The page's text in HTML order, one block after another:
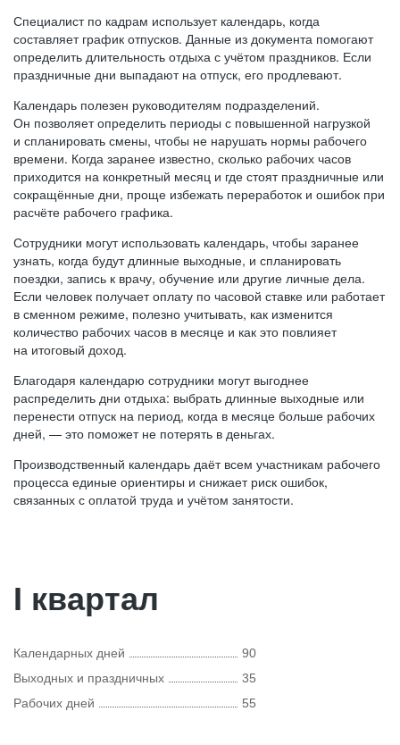
Специалист по кадрам использует календарь, когда
составляет график отпусков. Данные из документа помогают
определить длительность отдыха с учётом праздников. Если
праздничные дни выпадают на отпуск, его продлевают.
Календарь полезен руководителям подразделений.
Он позволяет определить периоды с повышенной нагрузкой
и спланировать смены, чтобы не нарушать нормы рабочего
времени. Когда заранее известно, сколько рабочих часов
приходится на конкретный месяц и где стоят праздничные или
сокращённые дни, проще избежать переработок и ошибок при
расчёте рабочего графика.
Сотрудники могут использовать календарь, чтобы заранее
узнать, когда будут длинные выходные, и спланировать
поездки, запись к врачу, обучение или другие личные дела.
Если человек получает оплату по часовой ставке или работает
в сменном режиме, полезно учитывать, как изменится
количество рабочих часов в месяце и как это повлияет
на итоговый доход.
Благодаря календарю сотрудники могут выгоднее
распределить дни отдыха: выбрать длинные выходные или
перенести отпуск на период, когда в месяце больше рабочих
дней, — это поможет не потерять в деньгах.
Производственный календарь даёт всем участникам рабочего
процесса единые ориентиры и снижает риск ошибок,
связанных с оплатой труда и учётом занятости.
I квартал
Календарных дней
90
Выходных и праздничных
35
Рабочих дней
55